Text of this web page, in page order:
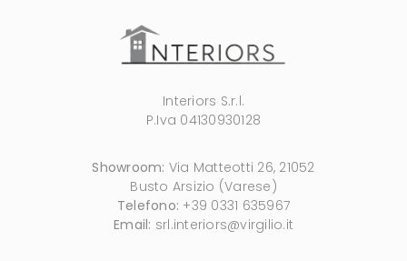
Interiors S.r.l.
P.Iva 04130930128
Showroom: Via Matteotti 26, 21052
Busto Arsizio (Varese)
Telefono: +39 0331 635967
Email: srl.interiors@virgilio.it